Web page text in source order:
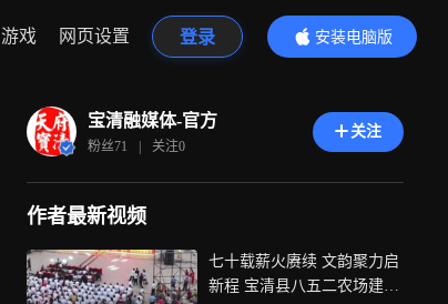
游戏 网页设置 登录
安装电脑版
内容更精彩
宝清融媒体-官方
粉丝71 | 关注0
关注
作者最新视频
七十载薪火赓续 文韵聚力启
新程 宝清县八五二农场建场